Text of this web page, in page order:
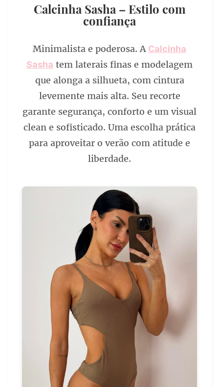
Calcinha Sasha – Estilo com
confiança
Minimalista e poderosa. A Calcinha
Sasha tem laterais finas e modelagem
que alonga a silhueta, com cintura
levemente mais alta. Seu recorte
garante segurança, conforto e um visual
clean e sofisticado. Uma escolha prática
para aproveitar o verão com atitude e
liberdade.